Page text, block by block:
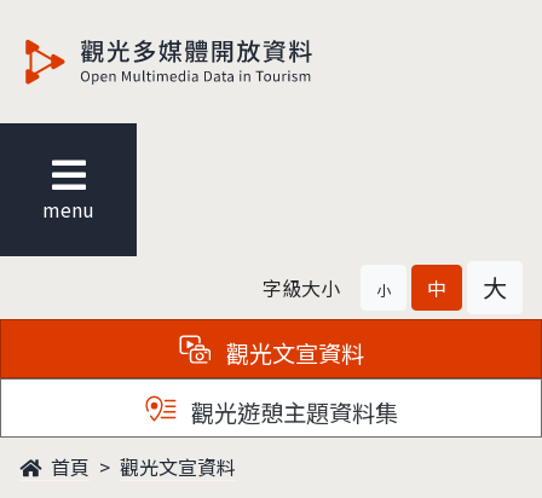
menu
字級大小 小 中 大
觀光文宣資料
觀光遊憩主題資料集
首頁 觀光文宣資料